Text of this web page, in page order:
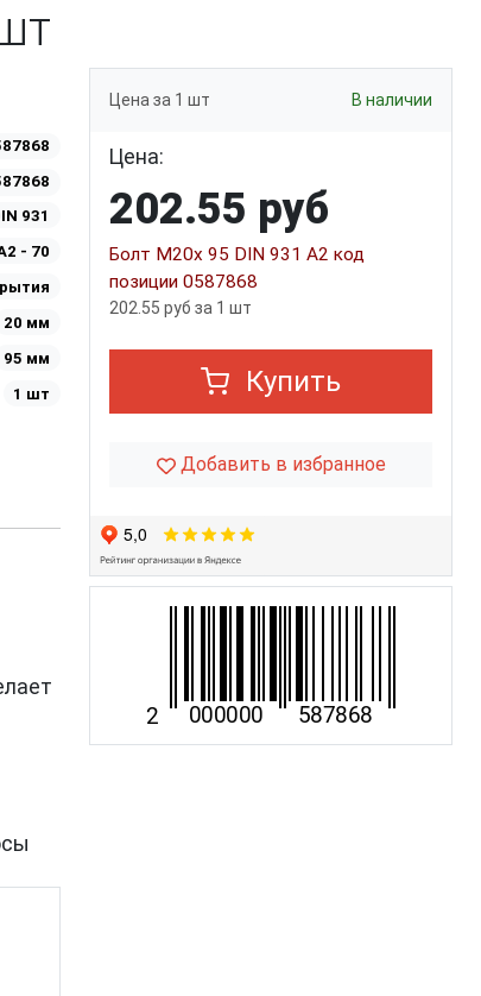
931
- 70
20 мм
95 мм
1 шт
Цена за 1 шт В наличии
Цена:
202.55 руб
Болт М20х 95 DIN 931 A2 код
позиции 0587868
202.55 руб за 1 шт
Купить
Добавить в избранное